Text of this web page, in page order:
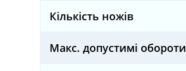
Кількість ножів
Макс. допустимі обороти